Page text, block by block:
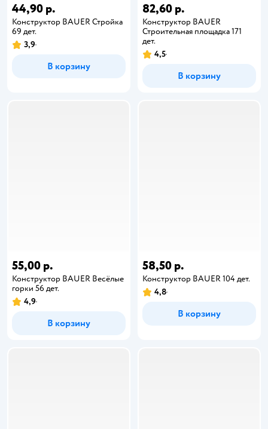
44,90 р.
Конструктор BAUER Стройка
69 дет.
3,9
В корзину
82,60 р.
Конструктор BAUER
Строительная площадка 171
дет.
4,5
В корзину
55,00 р.
Конструктор BAUER Весёлые
горки 56 дет.
4,9
В корзину
58,50 р.
Конструктор BAUER 104 дет.
4,8
В корзину